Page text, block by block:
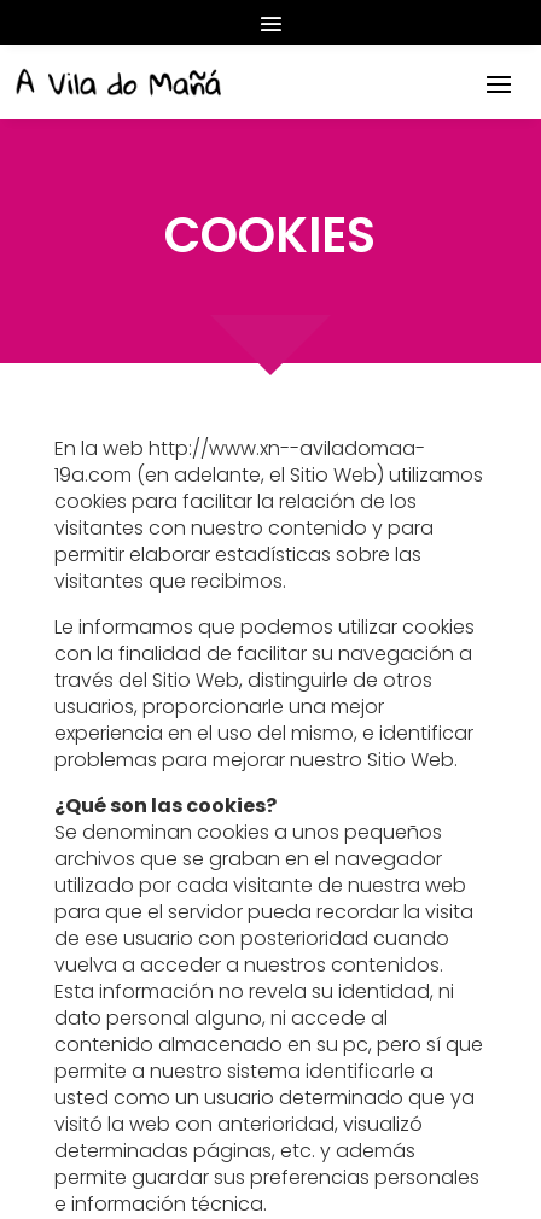
COOKIES
En la web http://www.xn--aviladomaa-
19a.com (en adelante, el Sitio Web) utilizamos
cookies para facilitar la relación de los
visitantes con nuestro contenido y para
permitir elaborar estadísticas sobre las
visitantes que recibimos.
Le informamos que podemos utilizar cookies
con la finalidad de facilitar su navegación a
través del Sitio Web, distinguirle de otros
usuarios, proporcionarle una mejor
experiencia en el uso del mismo, e identificar
problemas para mejorar nuestro Sitio Web.
¿Qué son las cookies?
Se denominan cookies a unos pequeños
archivos que se graban en el navegador
utilizado por cada visitante de nuestra web
para que el servidor pueda recordar la visita
de ese usuario con posterioridad cuando
vuelva a acceder a nuestros contenidos.
Esta información no revela su identidad, ni
dato personal alguno, ni accede al
contenido almacenado en su pc, pero sí que
permite a nuestro sistema identificarle a
usted como un usuario determinado que ya
visitó la web con anterioridad, visualizó
determinadas páginas, etc. y además
permite guardar sus preferencias personales
e información técnica.